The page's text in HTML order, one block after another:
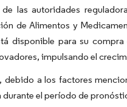
las autoridades
de Alimentos y
disponible para su
impulsando el
debido a los factores
el período de